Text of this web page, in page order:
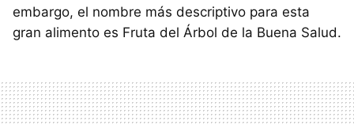
embargo, el nombre más descriptivo para esta
gran alimento es Fruta del Árbol de la Buena Salud.